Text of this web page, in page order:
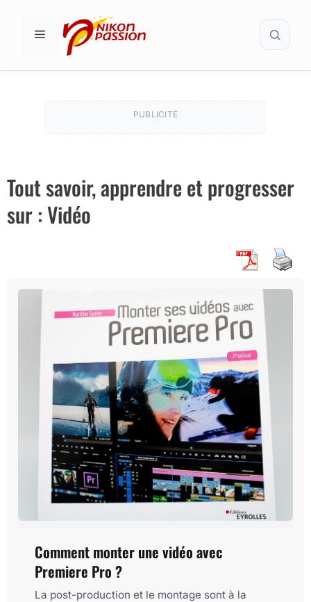
MENU
PUBLICITÉ
Tout savoir, apprendre et progresser
sur : Vidéo
Comment monter une vidéo avec
Premiere Pro ?
La post-production et le montage sont à la